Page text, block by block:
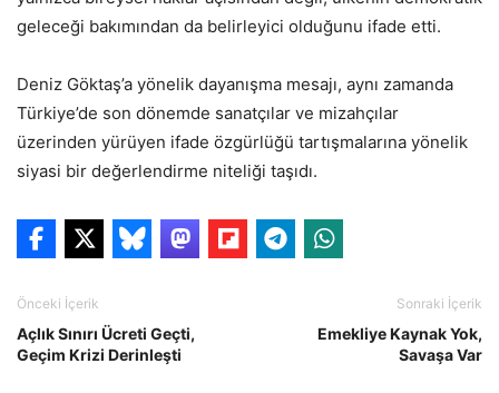
geleceği bakımından da belirleyici olduğunu ifade etti.
Deniz Göktaş’a yönelik dayanışma mesajı, aynı zamanda
Türkiye’de son dönemde sanatçılar ve mizahçılar
üzerinden yürüyen ifade özgürlüğü tartışmalarına yönelik
siyasi bir değerlendirme niteliği taşıdı.
Önceki İçerik
Açlık Sınırı Ücreti Geçti,
Geçim Krizi Derinleşti
Sonraki İçerik
Emekliye Kaynak Yok,
Savaşa Var